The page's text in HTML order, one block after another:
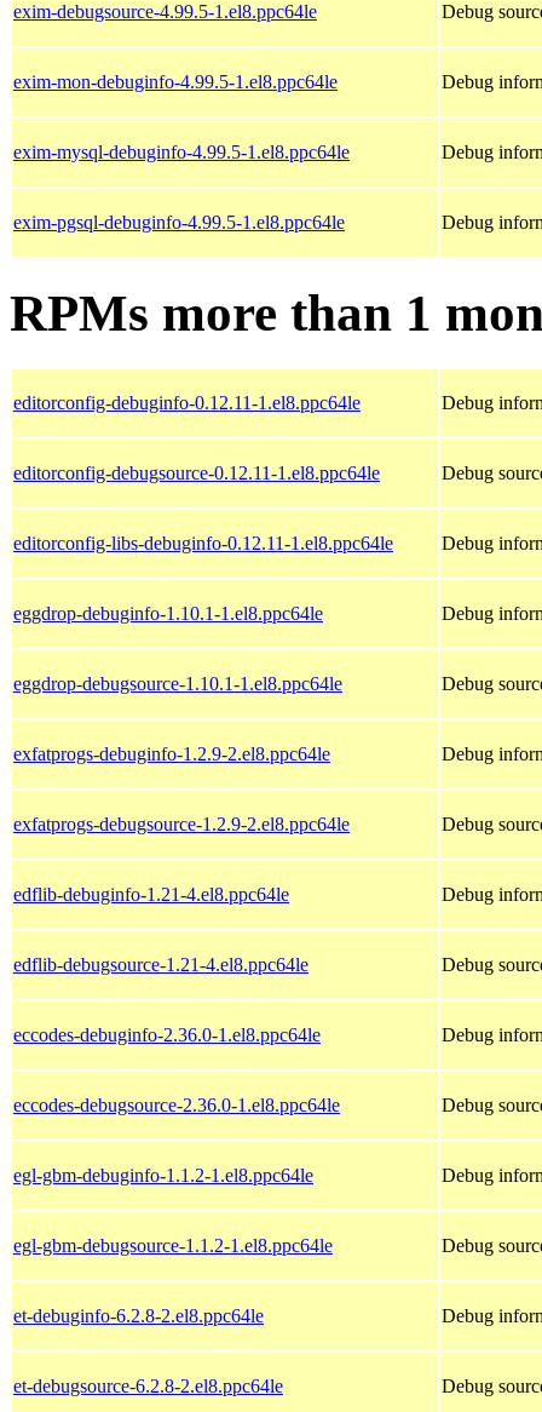
exim-debugsource-4.99.5-1.el8.ppc64le Debug
exim-mon-debuginfo-4.99.5-1.el8.ppc64le Debug
exim-mysql-debuginfo-4.99.5-1.el8.ppc64le Debug
exim-pgsql-debuginfo-4.99.5-1.el8.ppc64le Debug
RPMs more than 1
editorconfig-debuginfo-0.12.11-1.el8.ppc64le Debug
editorconfig-debugsource-0.12.11-1.el8.ppc64le Debug
editorconfig-libs-debuginfo-0.12.11-1.el8.ppc64le Debug
eggdrop-debuginfo-1.10.1-1.el8.ppc64le Debug
eggdrop-debugsource-1.10.1-1.el8.ppc64le Debug
exfatprogs-debuginfo-1.2.9-2.el8.ppc64le Debug
exfatprogs-debugsource-1.2.9-2.el8.ppc64le Debug
edflib-debuginfo-1.21-4.el8.ppc64le Debug
edflib-debugsource-1.21-4.el8.ppc64le Debug
eccodes-debuginfo-2.36.0-1.el8.ppc64le Debug
eccodes-debugsource-2.36.0-1.el8.ppc64le Debug
egl-gbm-debuginfo-1.1.2-1.el8.ppc64le Debug
egl-gbm-debugsource-1.1.2-1.el8.ppc64le Debug
et-debuginfo-6.2.8-2.el8.ppc64le Debug
et-debugsource-6.2.8-2.el8.ppc64le Debug